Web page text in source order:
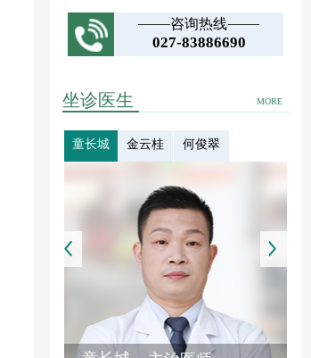
咨询热线
027-83886690
MORE
坐诊医生
童长城 金云桂 何俊翠